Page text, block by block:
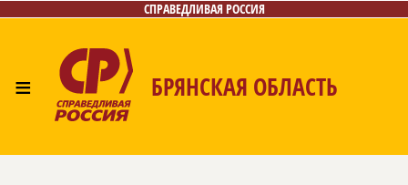
СПРАВЕДЛИВАЯ РОССИЯ
≡ БРЯНСКАЯ ОБЛАСТЬ